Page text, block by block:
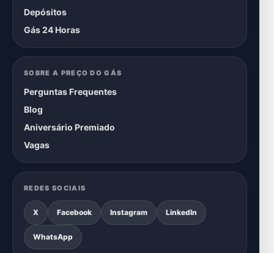
Depósitos
Gás 24 Horas
SOBRE A PREÇO DO GÁS
Perguntas Frequentes
Blog
Aniversário Premiado
Vagas
REDES SOCIAIS
X Facebook Instagram LinkedIn
WhatsApp